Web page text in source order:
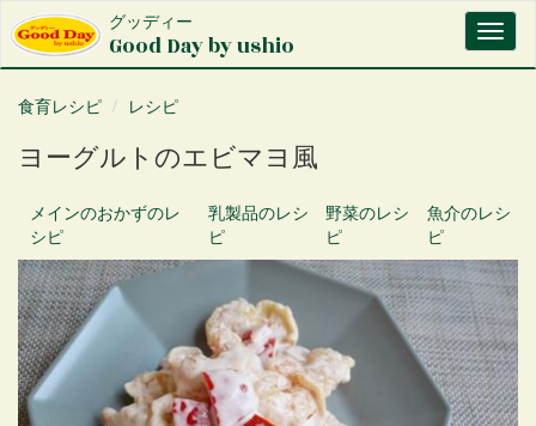
イ
グッディー
Good Day by ushio
食育レシピ
レシピ
ヨーグルトのエビマヨ風
メインのおかずのレ
シピ
乳製品のレシ
ピ
野菜のレシ
ピ
魚介のレシ
ピ